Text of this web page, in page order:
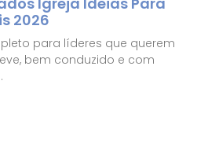
2026
para líderes que querem
bem conduzido e com